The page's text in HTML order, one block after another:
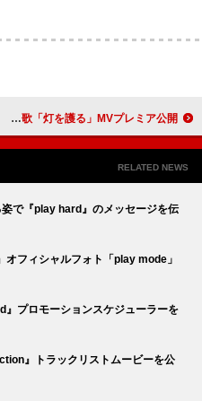
スピッツ、アニメ『SPY×FAMILY』OP主題歌「灯を護る」MVプレミア公開
RELATED NEWS
で『play hard』のメッセージを伝
フィシャルフォト「play mode」
プロモーションスケジューラーを
』トラックリストムービーを公